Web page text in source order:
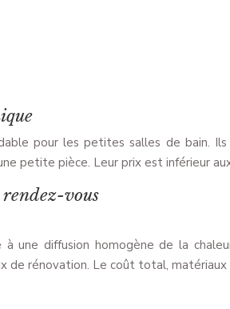
pour les petites salles de bain.
petite pièce. Leur prix est inférieur
vous
diffusion homogène de la
rénovation. Le coût total,